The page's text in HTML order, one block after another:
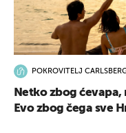
POKROVITELJ
Netko zbog
Evo zbog čega sve